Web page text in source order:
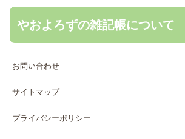
やおよろずの雑記帳について
お問い合わせ
サイトマップ
プライバシーポリシー